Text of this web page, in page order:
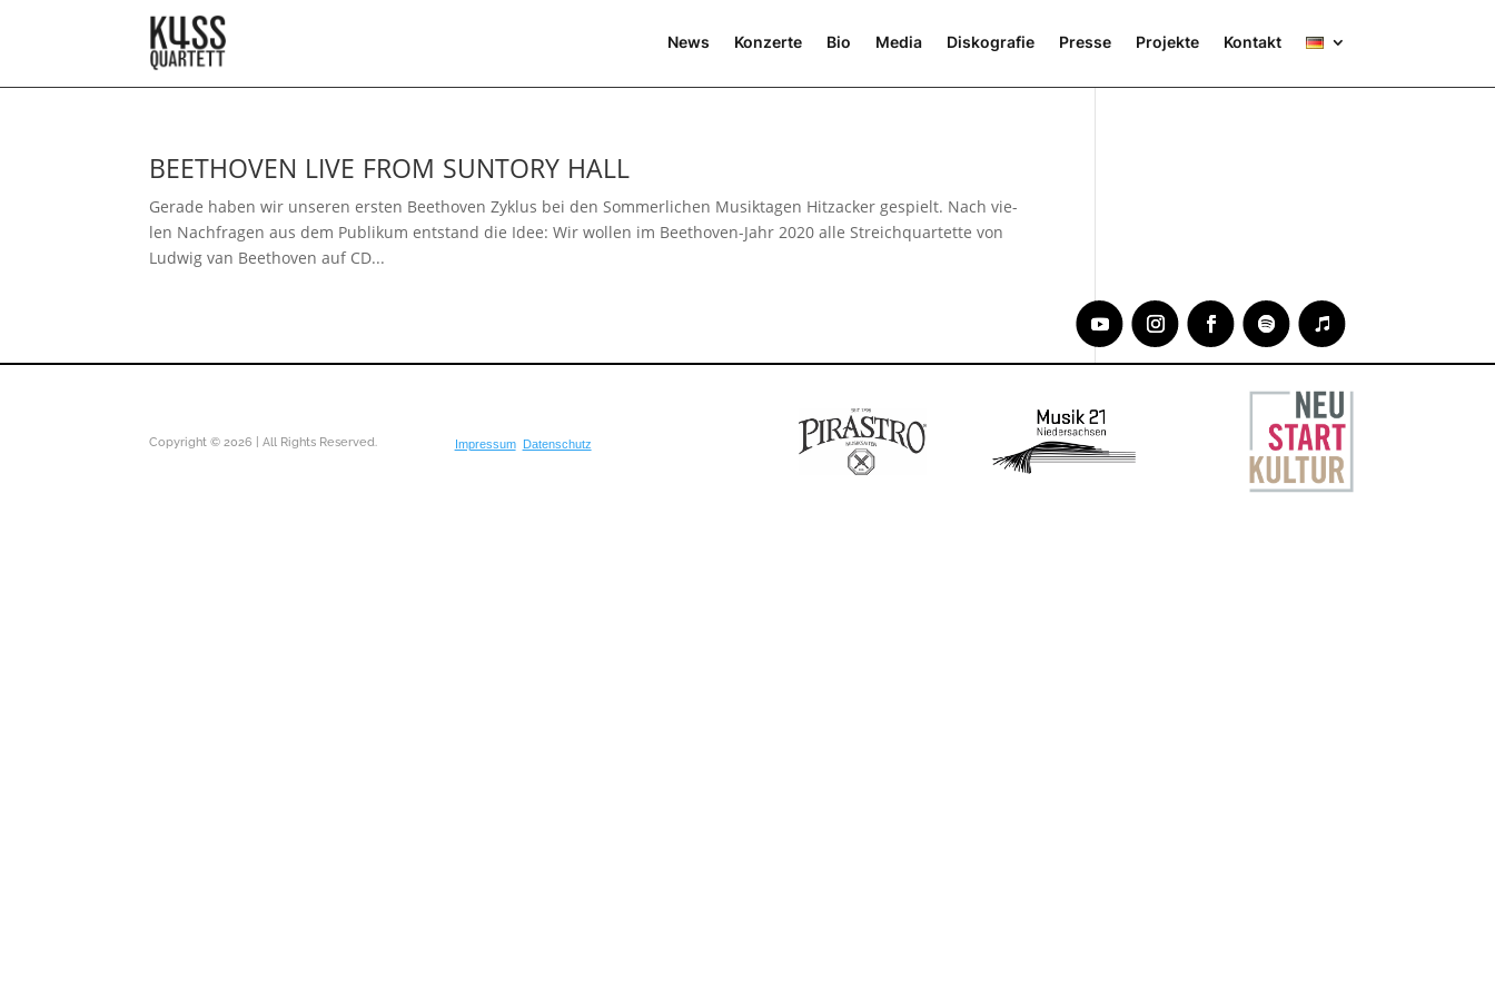
News Konzerte Bio Media Diskografie Presse Projekte Kontakt
BEETHOVEN LIVE FROM SUNTORY HALL
Gerade haben wir unse­ren ers­ten Beethoven Zyklus bei den Sommerlichen Musiktagen Hitzacker gespielt. Nach vie­
len Nachfragen aus dem Publikum ent­stand die Idee: Wir wol­len im Beethoven-Jahr 2020 alle Streichquartette von
Ludwig van Beethoven auf CD...
Copyright © 2026 | All Rights Reserved. Impressum Datenschutz